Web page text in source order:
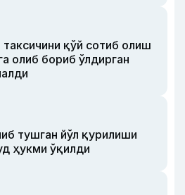
қўй сотиб олиш
олиб бориб ўлдирган
тушган йўл қурилиши
ҳукми ўқилди